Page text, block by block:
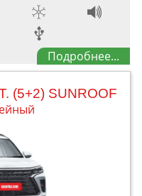
Подробнее...
(5+2) SUNROOF